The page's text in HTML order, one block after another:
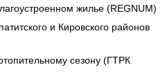
жилье (REGNUM)
и Кировского районов
сезону (ГТРК